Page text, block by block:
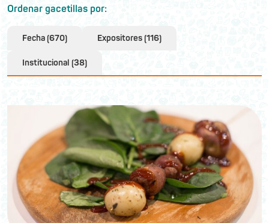
Ordenar gacetillas por:
Fecha (670) Expositores (116)
Institucional (38)